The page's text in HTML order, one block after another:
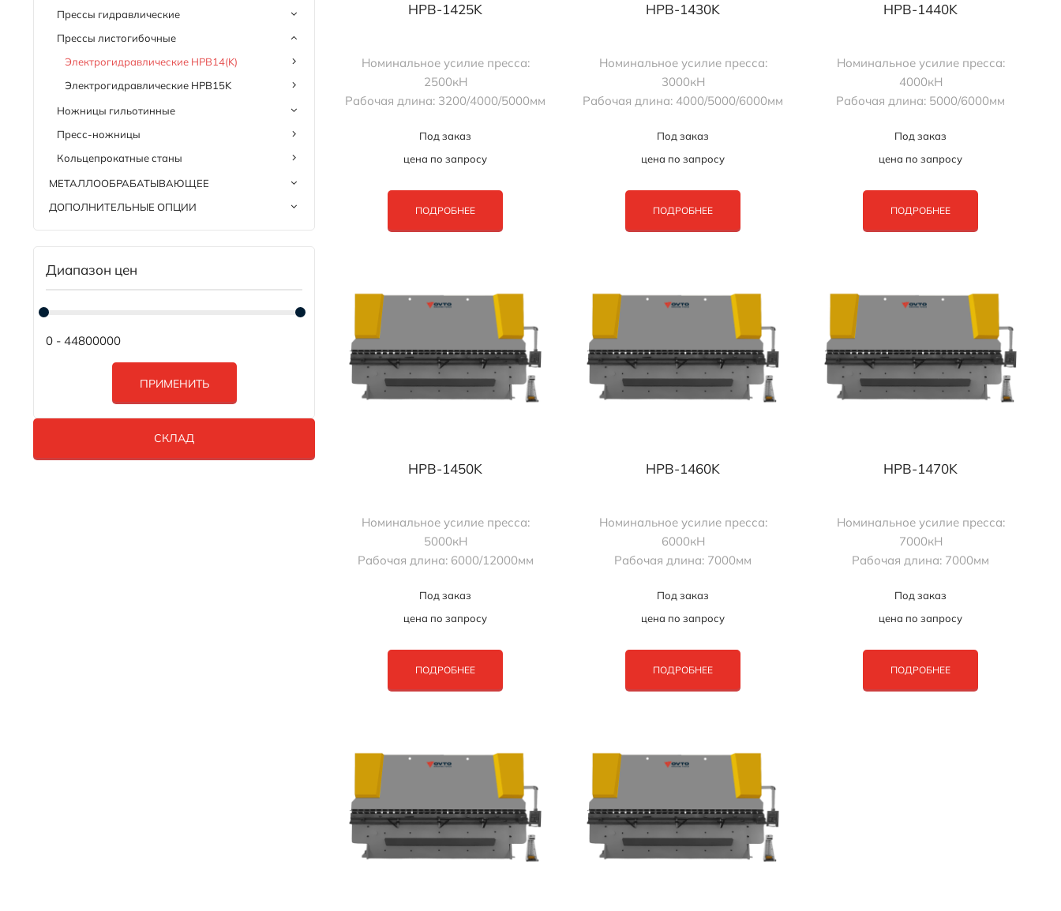
Прессы гидравлические
Прессы листогибочные
Электрогидравлические HPB14(K)
Электрогидравлические HPB15K
Ножницы гильотинные
Пресс-ножницы
Кольцепрокатные станы
МЕТАЛЛООБРАБАТЫВАЮЩЕЕ
ДОПОЛНИТЕЛЬНЫЕ ОПЦИИ
Диапазон цен
0 - 44800000
ПРИМЕНИТЬ
СКЛАД
HPB-1425K
Номинальное усилие пресса:
2500кН
Рабочая длина: 3200/4000/5000мм
Под заказ
цена по запросу
ПОДРОБНЕЕ
HPB-1430K
Номинальное усилие пресса:
3000кН
Рабочая длина: 4000/5000/6000мм
Под заказ
цена по запросу
ПОДРОБНЕЕ
HPB-1440K
Номинальное усилие пресса:
4000кН
Рабочая длина: 5000/6000мм
Под заказ
цена по запросу
ПОДРОБНЕЕ
HPB-1450K
Номинальное усилие пресса:
5000кН
Рабочая длина: 6000/12000мм
Под заказ
цена по запросу
ПОДРОБНЕЕ
HPB-1460K
Номинальное усилие пресса:
6000кН
Рабочая длина: 7000мм
Под заказ
цена по запросу
ПОДРОБНЕЕ
HPB-1470K
Номинальное усилие пресса:
7000кН
Рабочая длина: 7000мм
Под заказ
цена по запросу
ПОДРОБНЕЕ